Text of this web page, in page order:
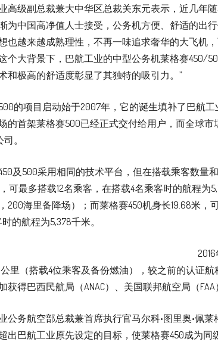
高级副总裁兼大中华区总裁关东元表示，近几年
为中国高净值人士接受，公务机方便、舒适的出
也越来越成熟理性，不再一味追求奢华的大飞机
个大背景下，巴航工业的中型公务机莱格赛450/
和极高的舒适度彰显了其独特的吸引力。”
的项目启动始于2007年，它的诞生填补了巴航工
的首架莱格赛500已经正式交付给用户，而全球
。
及500采用相同的技术平台，但在搭载乘客数量
可最多搭载12名乘客，在搭载4名乘客时的航程为
200海里备降场）；而莱格赛450机身长19.68米
的航程为5,378千米。
里（搭载4位乘客及备份燃油），较之前的认证
获得巴西民航局（ANAC）、美国联邦航空局（FAA
公务航空部总裁兼首席执行官马尔科•图里奥•佩莱
出巴航工业原先设定的目标，使莱格赛450成为